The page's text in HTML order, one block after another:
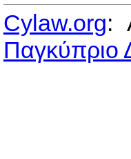
Cylaw.org:
Παγκύπριο